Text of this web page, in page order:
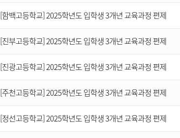
[함백고등학교] 2025학년도 입학생 3개년 교육과정 편제
[진부고등학교] 2025학년도 입학생 3개년 교육과정 편제
[진광고등학교] 2025학년도 입학생 3개년 교육과정 편제
[주천고등학교] 2025학년도 입학생 3개년 교육과정 편제
[정선고등학교] 2025학년도 입학생 3개년 교육과정 편제